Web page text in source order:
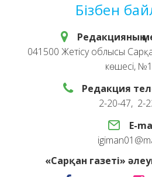
Бізбен
Редакцияның
041500 Жетісу облысы
көшесі,
Редакция
2-20-47, 2-
E-
«Сарқан газеті»